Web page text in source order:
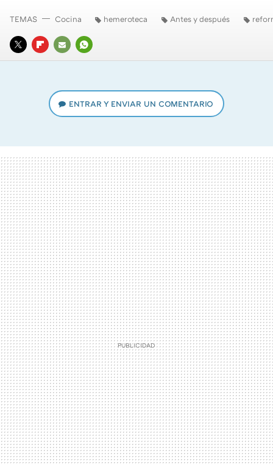
TWITTERFLIPBOARD
E-
WHATSAPP
TEMAS Cocina hemeroteca Antes y después
ENTRAR Y ENVIAR UN COMENTARIO